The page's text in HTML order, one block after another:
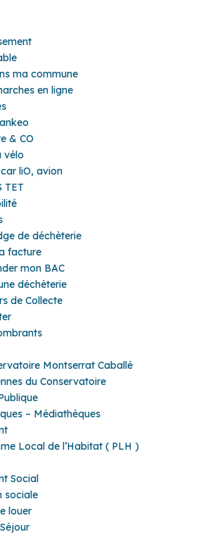
ma commune
en ligne
& CO
vélo
liO, avion
TET
de déchèterie
facture
mon BAC
déchèterie
de Collecte
Montserrat Caballé
du Conservatoire
– Médiathèques
Local de l’Habitat ( PLH )
Social
sociale
louer